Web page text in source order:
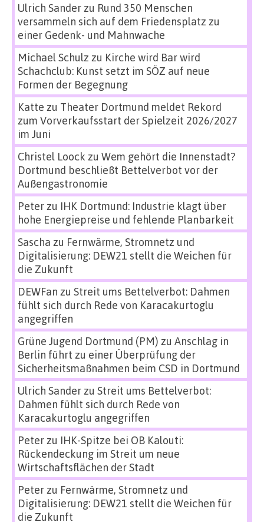
Ulrich Sanderzu Rund 350 Menschen
versammeln sich auf dem Friedensplatz zu
einer Gedenk- und Mahnwache
Michael Schulz zu Kirche wird Bar wird
Schachclub: Kunst setzt im SÖZ auf neue
Formen der Begegnung
Katte zu Theater Dortmund meldet Rekord
zum Vorverkaufsstart der Spielzeit 2026/2027
im Juni
Christel Loock zu Wem gehört die Innenstadt?
Dortmund beschließt Bettelverbot vor der
Außengastronomie
Peterzu IHK Dortmund: Industrie klagt über
hohe Energiepreise und fehlende Planbarkeit
Sascha zu Fernwärme, Stromnetz und
Digitalisierung: DEW21 stellt die Weichen für
die Zukunft
DEWFan zu Streit ums Bettelverbot: Dahmen
fühlt sich durch Rede von Karacakurtoglu
angegriffen
Grüne Jugend Dortmund (PM) zu Anschlag in
Berlin führt zu einer Überprüfung der
Sicherheitsmaßnahmen beim CSD in Dortmund
Ulrich Sanderzu Streit ums Bettelverbot:
Dahmen fühlt sich durch Rede von
Karacakurtoglu angegriffen
Peterzu IHK-Spitze bei OB Kalouti:
Rückendeckung im Streit um neue
Wirtschaftsflächen der Stadt
Peterzu Fernwärme, Stromnetz und
Digitalisierung: DEW21 stellt die Weichen für
die Zukunft